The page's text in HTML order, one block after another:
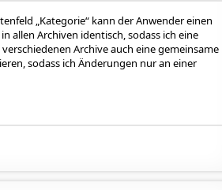
„Kategorie“ kann der Anwender einen
allen Archiven identisch, sodass ich eine
Archive auch eine gemeinsame
sodass ich Änderungen nur an einer